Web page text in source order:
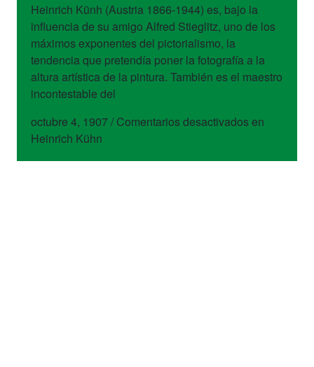
Heinrich Künh (Austria 1866-1944) es, bajo la
influencia de su amigo Alfred Stieglitz, uno de los
máximos exponentes del pictorialismo, la
tendencia que pretendía poner la fotografía a la
altura artística de la pintura. También es el maestro
incontestable del
octubre 4, 1907/ Comentarios desactivadosen
Heinrich Kühn